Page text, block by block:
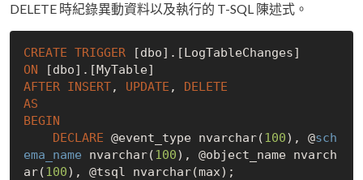
DELETE 時紀錄異動資料以及執行的 T-SQL 陳述式。
CREATE TRIGGER
ON
AFTER INSERT, UPDATE , DELETE
AS
BEGIN
DECLARE @event_type nvarchar(100), @sch
ema_name nvarchar(100), @object_name nvarch
ar(100), @tsql nvarchar(max);